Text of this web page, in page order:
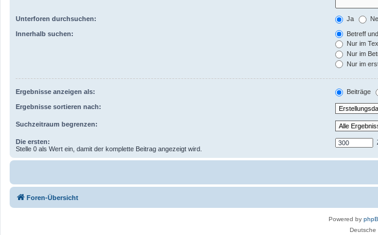
Unterforen durchsuchen: Ja
Innerhalb suchen:
Betreff
Nur im
Nur im
Nur im
Ergebnisse anzeigen als: Beiträge
Ergebnisse sortieren nach:
Suchzeitraum begrenzen:
Die ersten:
Stelle 0 als Wert ein, damit der komplette Beitrag angezeigt wird.
Foren-Übersicht
Powered by
Deutsche